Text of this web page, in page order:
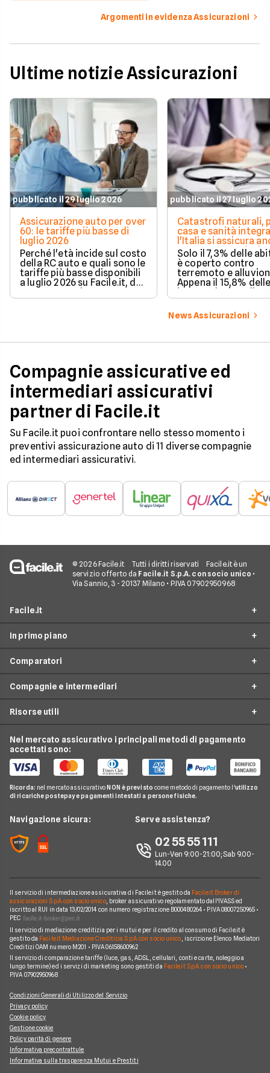
Argomenti in evidenza Assicurazioni
Ultime notizie Assicurazioni
pubblicato il 29 luglio 2026
Assicurazione auto per over
60: le tariffe più basse di
luglio 2026
Perché l'età incide sul costo
della RC auto e quali sono le
tariffe più basse disponibili
a luglio 2026 su Facile.it, da
106,32€ annui.
pubblicato il 27 luglio
Catastrofi naturali,
casa e sanità
l'Italia si assicura
troppo poco. I dati
Solo il 7,3% delle
è coperto contro
terremoto e
Appena il 15,8%
imprese ha la polizza
catastrofale
dati ANIA 2025 sul
assicurativo
News Assicurazioni
Compagnie assicurative ed
intermediari assicurativi
partner di Facile.it
Su Facile.it puoi confrontare nello stesso momento i
preventivi assicurazione auto di 11 diverse compagnie
ed intermediari assicurativi.
© 2026 Facile.it Tutti i diritti riservati
Facile.it è un
servizio offerto da Facile.it S.p.A. con socio unico •
Via Sannio, 3 - 20137 Milano • P.IVA 07902950968
Facile.it
Assicurazioni
Prestiti
Conti e Carte
Telefonia Mobile
Pay TV
Noleggio Lungo Termine
News
Chi siamo
Perché scegliere Facile.it
Mappa del sito
In primo piano
Assicurazioni online
Assicurazione Auto
Assicurazione Moto
Assicurazione Casa
Assicurazione Vita
Assicurazione Mutuo
Assicurazione Avvocati
Assicurazione Infortuni
Assicurazione Autocarro
Comparatori
Preventivo assicurazione auto
Preventivo Assicurazione Moto
Preventivo Assicurazione Casa
Preventivo Assicurazione Vita
Preventivo Assicurazione Viaggio
Compagnie e intermediari
Bene Assicurazioni
ConTe
Genertel
Allianz Direct
Linear
Prima.it
Quixa
UnipolSai
Allianz
Compagnie e intermediari
Risorse utili
Osservatorio Assicurazioni
Guida Assicurazioni
Agenzie Assicurative
Domande Assicurazioni
Glossario Assicurativo
Notizie Assicurazioni
Nel mercato assicurativo i principali metodi di pagamento
accettati sono:
Ricorda: nel mercato assicurativo NON è previsto come metodo di pagamento l'utilizzo
di ricariche postepay e pagamenti intestati a persone fisiche.
Navigazione sicura: Serve assistenza?
02 55 55 111
Lun-Ven 9:00-21:00; Sab 9.00-
14.00
Il servizio di intermediazione assicurativa di Facile.it è gestito da Facile.it Broker di
assicurazioni S.p.A. con socio unico, broker assicurativo regolamentato dall'IVASS ed
iscritto al RUI in data 13/02/2014 con numero registrazione B000480264 • P.IVA 08007250965 •
PEC
Il servizio di mediazione creditizia per i mutui e per il credito al consumo di Facile.it è
gestito da Facile.it Mediazione Creditizia S.p.A. con socio unico , iscrizione Elenco Mediatori
Creditizi OAM numero M201 • P.IVA 06158600962
Il servizio di comparazione tariffe (luce, gas, ADSL, cellulari, conti e carte, noleggio a
lungo termine) ed i servizi di marketing sono gestiti da Facile.it S.p.A. con socio unico•
P.IVA 07902950968
Condizioni Generali di Utilizzo del Servizio
Privacy policy
Cookie policy
Gestione cookie
Policy parità di genere
Informativa precontrattule
Informativa sulla trasparenza Mutui e Prestiti